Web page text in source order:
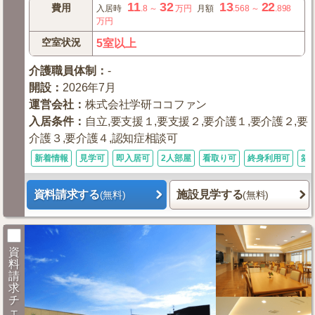
費用 入居時 11.8 ～ 32万円 月額 13.568 ～ 22.898
万円
空室状況 5室以上
介護職員体制 ：-
開設 ： 2026年7月
運営会社 ：株式会社学研ココファン
入居条件： 自立,要支援１,要支援２,要介護１,要介護２,要
介護３,要介護４,認知症相談可
新着情報 見学可 即入居可 2人部屋 看取り可 終身利用可 築
資料請求する(無料) 施設見学する(無料)
資
料
請
求
チ
ェ